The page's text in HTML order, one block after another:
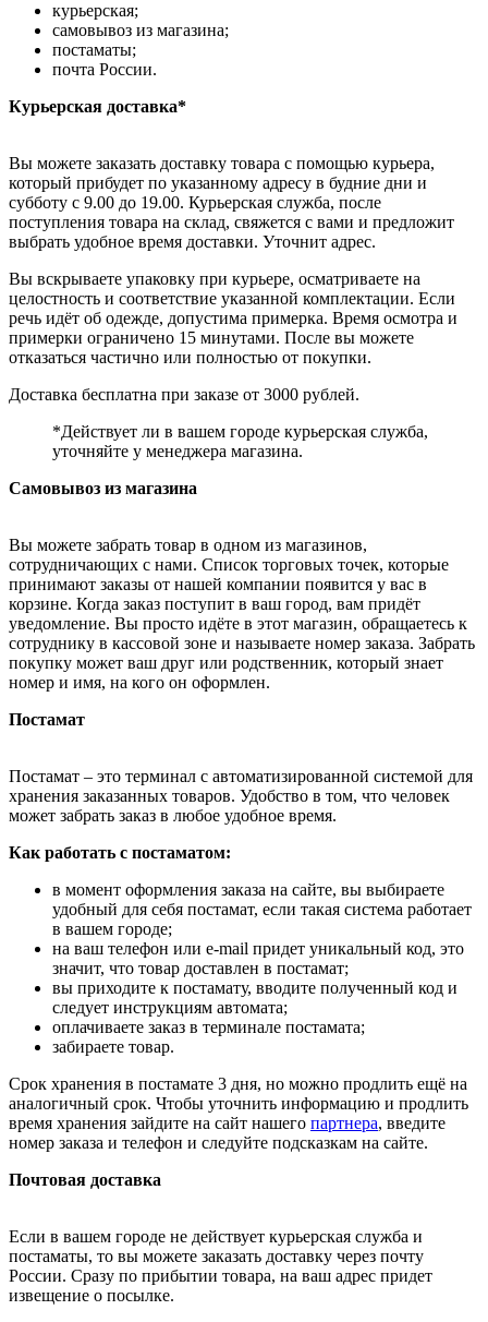
курьерская;
самовывоз из магазина;
постаматы;
почта России.
Курьерская доставка*
Вы можете заказать доставку товара с помощью курьера,
который прибудет по указанному адресу в будние дни и
субботу с 9.00 до 19.00. Курьерская служба, после
поступления товара на склад, свяжется с вами и предложит
выбрать удобное время доставки. Уточнит адрес.
Вы вскрываете упаковку при курьере, осматриваете на
целостность и соответствие указанной комплектации. Если
речь идёт об одежде, допустима примерка. Время осмотра и
примерки ограничено 15 минутами. После вы можете
отказаться частично или полностью от покупки.
Доставка бесплатна при заказе от 3000 рублей.
*Действует ли в вашем городе курьерская служба,
уточняйте у менеджера магазина.
Самовывоз из магазина
Вы можете забрать товар в одном из магазинов,
сотрудничающих с нами. Список торговых точек, которые
принимают заказы от нашей компании появится у вас в
корзине. Когда заказ поступит в ваш город, вам придёт
уведомление. Вы просто идёте в этот магазин, обращаетесь к
сотруднику в кассовой зоне и называете номер заказа. Забрать
покупку может ваш друг или родственник, который знает
номер и имя, на кого он оформлен.
Постамат
Постамат – это терминал с автоматизированной системой для
хранения заказанных товаров. Удобство в том, что человек
может забрать заказ в любое удобное время.
Как работать с постаматом:
в момент оформления заказа на сайте, вы выбираете
удобный для себя постамат, если такая система работает
в вашем городе;
на ваш телефон или e-mail придет уникальный код, это
значит, что товар доставлен в постамат;
вы приходите к постамату, вводите полученный код и
следует инструкциям автомата;
оплачиваете заказ в терминале постамата;
забираете товар.
Срок хранения в постамате 3 дня, но можно продлить ещё на
аналогичный срок. Чтобы уточнить информацию и продлить
время хранения зайдите на сайт нашего партнера, введите
номер заказа и телефон и следуйте подсказкам на сайте.
Почтовая доставка
Если в вашем городе не действует курьерская служба и
постаматы, то вы можете заказать доставку через почту
России. Сразу по прибытии товара, на ваш адрес придет
извещение о посылке.